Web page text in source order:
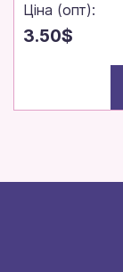
Ціна (опт):
3.50$